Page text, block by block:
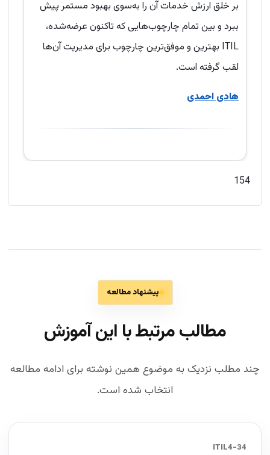
بر خلق ارزش خدمات آن را به‌سوی بهبود مستمر پیش
ببرد و بین تمام چارچوب‌هایی که تاکنون عرضه‌شده،
ITIL بهترین و موفق‌ترین چارچوب برای مدیریت آن‌ها
لقب گرفته است.
هادی احمدی
154
پیشنهاد مطالعه
مطالب مرتبط با این آموزش
چند مطلب نزدیک به موضوع همین نوشته برای ادامه مطالعه
انتخاب شده است.
34-ITIL4